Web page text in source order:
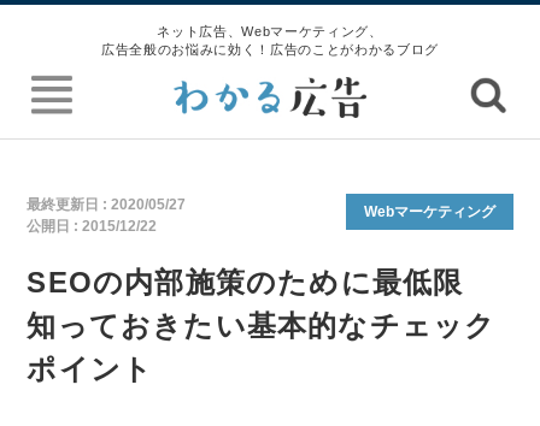
ネット広告、Webマーケティング、
広告全般のお悩みに効く！広告のことがわかるブログ
最終更新日 :2020/05/27
公開日 :2015/12/22
Webマーケティング
SEOの内部施策のために最低限
知っておきたい基本的なチェック
ポイント